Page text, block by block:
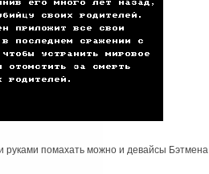
руками помахать можно и девайсы Бэтмена